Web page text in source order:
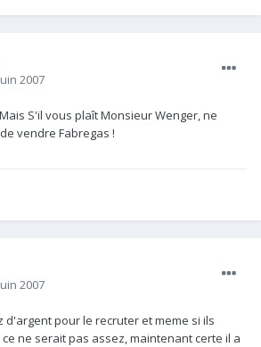
2007
S'il vous plaît Monsieur Wenger, ne
vendre Fabregas !
2007
d'argent pour le recruter et meme si ils
ne serait pas assez, maintenant certe il a